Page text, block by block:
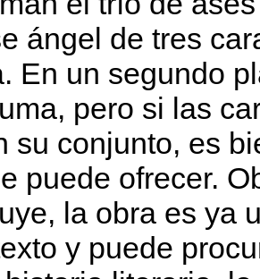
ángel de tres
En un segundo
pero si las
su conjunto, es
puede ofrecer.
la obra es ya
y puede